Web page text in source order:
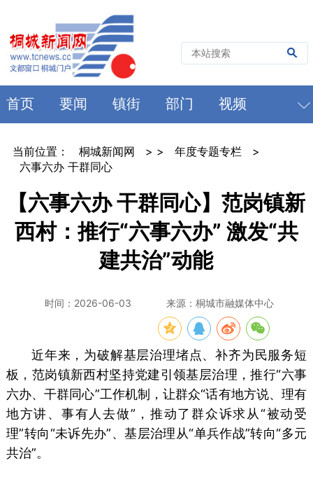
首页 要闻 镇街 部门 视频
当前位置： 桐城新闻网 > > 年度专题专栏
>
六事六办 干群同心
【六事六办 干群同心】范岗镇新
西村：推行“六事六办” 激发“共
建共治”动能
时间：2026-06-03 来源：桐城市融媒体中心
近年来，为破解基层治理堵点、补齐为民服务短
板，范岗镇新西村坚持党建引领基层治理，推行“六事
六办、干群同心”工作机制，让群众“话有地方说、理有
地方讲、事有人去做”，推动了群众诉求从“被动受
理”转向“未诉先办”、基层治理从“单兵作战”转向“多元
共治”。